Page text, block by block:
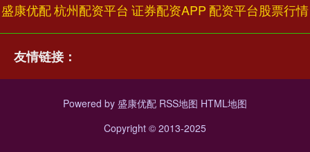
盛康优配杭州配资平台 证券配资APP配资平台股票行情
友情链接：
Powered by 盛康优配 RSS地图 HTML地图
Copyright © 2013-2025